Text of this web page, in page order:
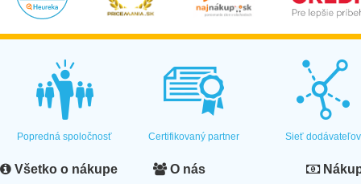
Popredná spoločnosť Certifikovaný partner Sieť dodávateľov
Všetko o nákupe O nás